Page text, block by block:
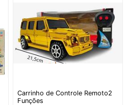
Carrinho de Controle Remoto2
Funções